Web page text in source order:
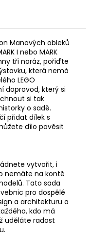
Manových obleků
I nebo MARK
tři naráz, pořiďte
která nemá
LEGO
doprovod, který si
si tak
o sadě.
přidat dílek s
dílo pověsit
vytvořit, i
nemáte na kontě
Tato sada
pro dospělé
a architekturu a
kdo má
uděláte radost